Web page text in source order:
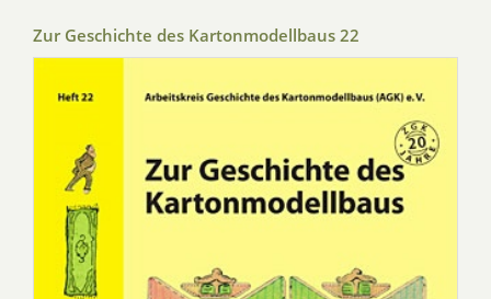
Zur Geschichte des Kartonmodellbaus 22